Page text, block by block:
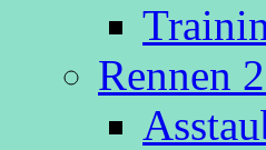
Rennen